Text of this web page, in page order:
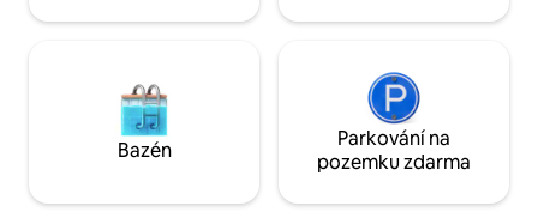
Bazén
Parkování na
pozemku zdarma